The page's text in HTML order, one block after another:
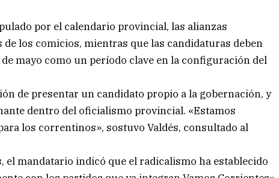
por el calendario provincial, las alianzas
los comicios, mientras que las candidaturas deben
mayo como un período clave en la configuración del
de presentar un candidato propio a la gobernación, y
dentro del oficialismo provincial. «Estamos
los correntinos», sostuvo Valdés, consultado al
el mandatario indicó que el radicalismo ha establecido